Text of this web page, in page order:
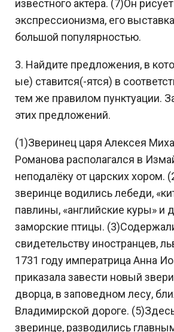
известного актёра. (7)Он
экспрессионизма, его
большой популярностью.
3. Найдите предложения, в
ые) ставится(-ятся) в
тем же правилом пунктуации.
этих предложений.
(1)Зверинец царя Алексея
Романова располагался в
неподалёку от царских хором.
зверинце водились лебеди,
павлины, «английские куры» и
заморские птицы.
свидетельству иностранцев,
1731 году императрица Анна
приказала завести новый
дворца, в заповедном лесу,
Владимирской дороге.
зверинце, разводились
Задания с Дальнего востока присылаются
экзамен, и представляют собой тексты заданий,
осуществляется, поскольку они заранее
Перейти